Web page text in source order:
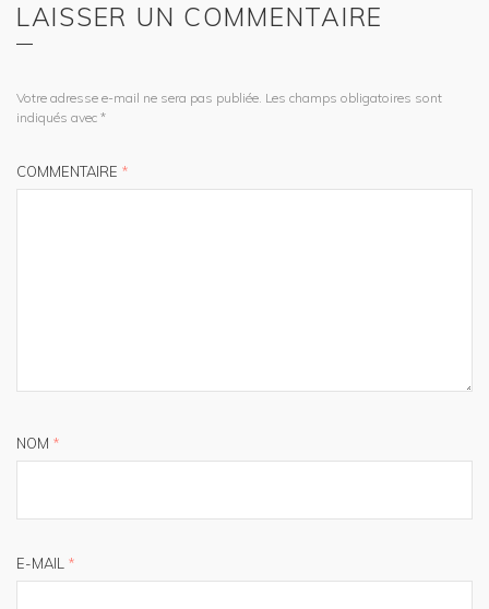
LAISSER UN COMMENTAIRE
Votre adresse e-mail ne sera pas publiée. Les champs obligatoires sont
indiqués avec *
COMMENTAIRE *
NOM *
E-MAIL *